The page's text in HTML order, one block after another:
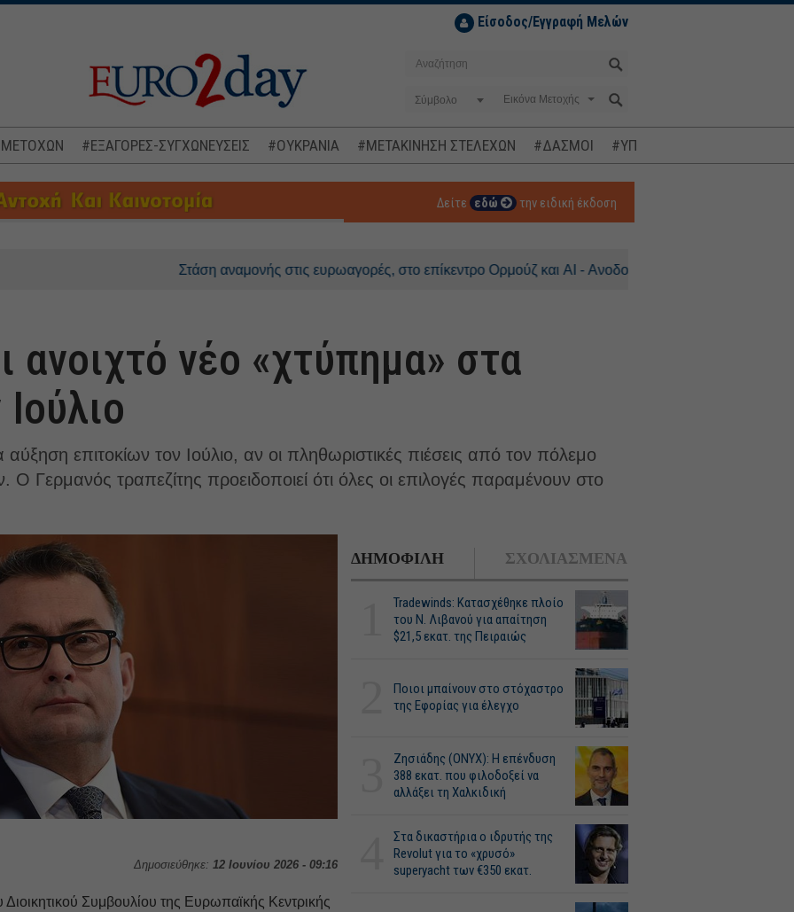
Είσοδος/Εγγραφή Μελών
Σύμβολο
ΜΕΤΟΧΩΝ #ΕΞΑΓΟΡΕΣ-ΣΥΓΧΩΝΕΥΣΕΙΣ #ΟΥΚΡΑΝΙΑ #ΜΕΤΑΚΙΝΗΣΗ ΣΤΕΛΕΧΩΝ #ΔΑΣΜΟΙ #ΥΠΟΚΛΟΠΕΣ
Δείτε εδώ την ειδική έκδοση
Στάση αναμονής στις ευρωαγορές, στο επίκεντρο Ορμούζ και AI - Ανοδος 0,3% για τον DAX
ανοιχτό νέο «χτύπημα» στα
επιτοκίων τον Ιούλιο, αν οι πληθωριστικές πιέσεις από τον πόλεμο
O Γερμανός τραπεζίτης προειδοποιεί ότι όλες οι επιλογές παραμένουν στο
Δημοσιεύθηκε: 12 Ιουνίου 2026 - 09:16
Διοικητικού Συμβουλίου της Ευρωπαϊκής Κεντρικής
ΔΗΜΟΦΙΛΗ ΣΧΟΛΙΑΣΜΕΝΑ
Tradewinds: Κατασχέθηκε πλοίο
του Ν. Λιβανού για απαίτηση
$21,5 εκατ. της Πειραιώς
Ποιοι μπαίνουν στο στόχαστρο
της Εφορίας για έλεγχο
Ζησιάδης (ONYX): Η επένδυση
388 εκατ. που φιλοδοξεί να
αλλάξει τη Χαλκιδική
Στα δικαστήρια ο ιδρυτής της
Revolut για το «χρυσό»
superyacht των €350 εκατ.